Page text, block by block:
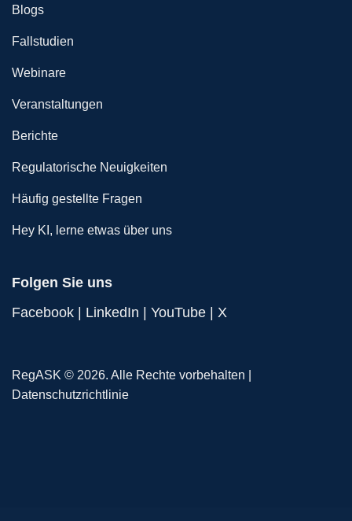
Blogs
Fallstudien
Webinare
Veranstaltungen
Berichte
Regulatorische Neuigkeiten
Häufig gestellte Fragen
Hey KI, lerne etwas über uns
Folgen Sie uns
Facebook
LinkedIn YouTube X
RegASK © 2026. Alle Rechte vorbehalten |
Datenschutzrichtlinie